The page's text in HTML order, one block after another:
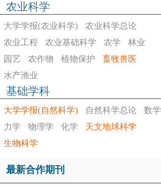
农业科学
大学学报(农业科学)
农业科学总论
农业工程
农业基础科学 农学
林业
园艺
农作物 植物保护
畜牧兽医
水产渔业
基础学科
大学学报(自然科学) 自然科学总论
数学
力学
物理学 化学
天文地球科学
生物科学
最新合作期刊